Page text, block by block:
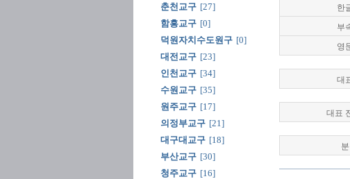
춘천교구 [27]
함흥교구 [0]
덕원자치수도원구 [0]
대전교구 [23]
인천교구 [34]
수원교구 [35]
원주교구 [17]
의정부교구 [21]
대구대교구 [18]
부산교구 [30]
청주교구 [16]
한
부
영
대
대표